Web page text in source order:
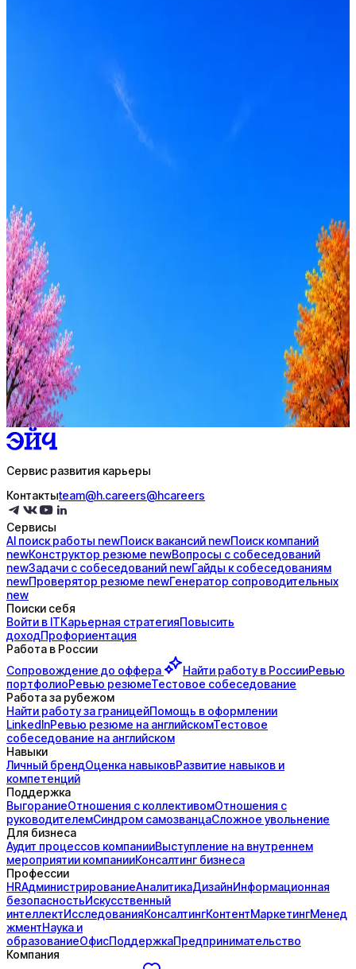
5активных вакансий
Стратегия поиска с AI: рынки, позиции, вилка, каналы
AI генерация сопроводительных писем
Сервис развития карьеры
Контактыteam@h.careers@hcareers
Сервисы
AI поискработы newПоисквакансий newПоисккомпаний
newКонструктор резюме newВопросы с собеседований
newЗадачи с собеседований newГайды ксобеседованиям
newПроверятор резюме newГенератор сопроводительных
new
Поиски себя
Войти в ITКарьерная стратегияПовысить
доходПрофориентация
Работа в России
Сопровождение до оффера Найти работу в РоссииРевью
портфолиоРевью резюмеТестовое собеседование
Работа за рубежом
Найти работу за границейПомощь в оформлении
LinkedInРевью резюме на английскомТестовое
собеседование на английском
Навыки
Личный брендОценка навыковРазвитие навыков и
компетенций
Поддержка
ВыгораниеОтношения с коллективомОтношения с
руководителемСиндром самозванцаСложное увольнение
Для бизнеса
Аудит процессов компанииВыступление на внутреннем
мероприятии компанииКонсалтинг бизнеса
Профессии
HRАдминистрированиеАналитикаДизайнИнформационная
безопасностьИскусственный
интеллектИсследованияКонсалтингКонтентМаркетингМенед
жментНаука и
образованиеОфисПоддержкаПредпринимательство
Компания